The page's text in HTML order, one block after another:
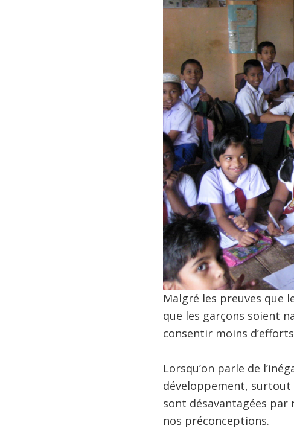
Malgré les preuves que
que les garçons soient
consentir moins
Lorsqu’on parle de
développement, surtout
sont désavantagées
nos préconceptions.